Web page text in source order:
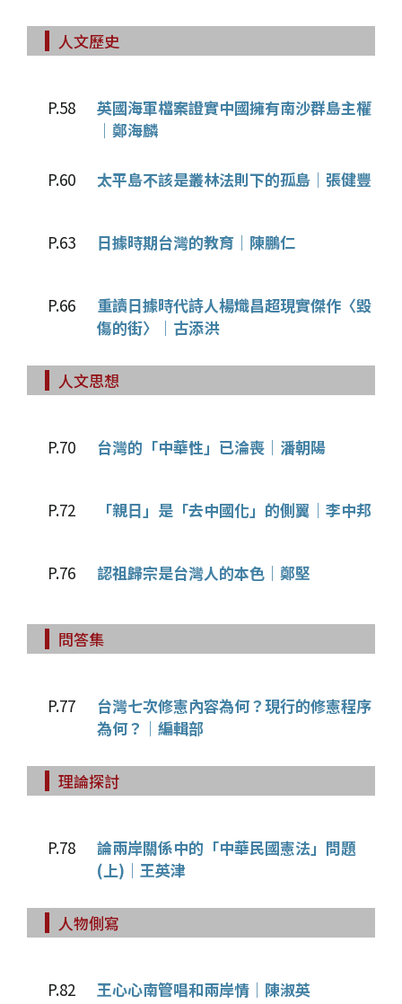
人文歷史
P.58
英國海軍檔案證實中國擁有南沙群島主權
│鄭海麟
P.60 太平島不該是叢林法則下的孤島│張健豐
P.63 日據時期台灣的教育│陳鵬仁
P.66
重讀日據時代詩人楊熾昌超現實傑作〈毀
傷的街〉│古添洪
人文思想
P.70 台灣的「中華性」已淪喪│潘朝陽
P.72 「親日」是「去中國化」的側翼│李中邦
P.76 認祖歸宗是台灣人的本色│鄭堅
問答集
P.77
台灣七次修憲內容為何？現行的修憲程序
為何？│編輯部
理論探討
P.78
論兩岸關係中的「中華民國憲法」問題
(上)│王英津
人物側寫
P.82 王心心南管唱和兩岸情│陳淑英